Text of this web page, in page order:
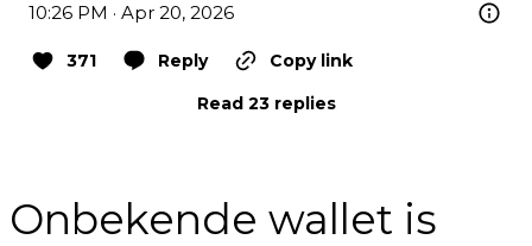
10:26 PM · Apr 20, 2026
371 Reply
Copy link
Read 23 replies
Onbekende wallet is